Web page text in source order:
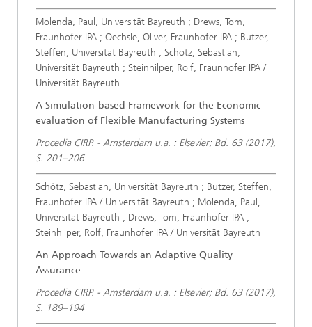
Molenda, Paul, Universität Bayreuth ; Drews, Tom,
Fraunhofer IPA ; Oechsle, Oliver, Fraunhofer IPA ; Butzer,
Steffen, Universität Bayreuth ; Schötz, Sebastian,
Universität Bayreuth ; Steinhilper, Rolf, Fraunhofer IPA /
Universität Bayreuth
A Simulation-based Framework for the Economic
evaluation of Flexible Manufacturing Systems
Procedia CIRP. - Amsterdam u.a. : Elsevier; Bd. 63 (2017),
S. 201–206
Schötz, Sebastian, Universität Bayreuth ; Butzer, Steffen,
Fraunhofer IPA / Universität Bayreuth ; Molenda, Paul,
Universität Bayreuth ; Drews, Tom, Fraunhofer IPA ;
Steinhilper, Rolf, Fraunhofer IPA / Universität Bayreuth
An Approach Towards an Adaptive Quality
Assurance
Procedia CIRP. - Amsterdam u.a. : Elsevier; Bd. 63 (2017),
S. 189–194